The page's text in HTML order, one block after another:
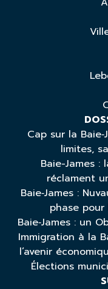
Cap sur la
limites,
Baie-James :
réclament
Baie‑James :
phase
Baie‑James : un
Immigration à la
l’avenir
Élections